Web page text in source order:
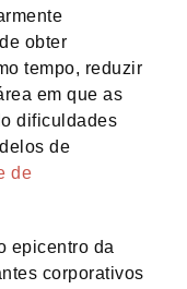
obter
tempo, reduzir
em que as
dificuldades
de
de
epicentro da
corporativos